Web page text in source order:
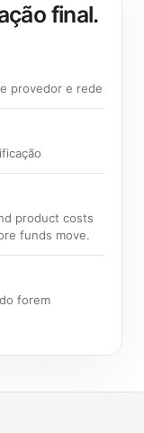
final.
provedor e rede
product costs
funds move.
forem